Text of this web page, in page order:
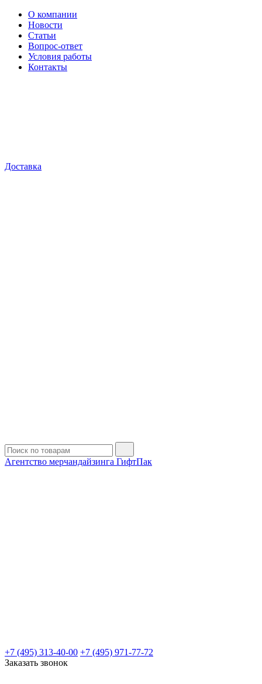
О компании
Новости
Статьи
Вопрос-ответ
Условия работы
Контакты
Доставка
Агентство мерчандайзинга ГифтПак
+7 (495) 313-40-00 +7 (495) 971-77-72
Заказать звонок